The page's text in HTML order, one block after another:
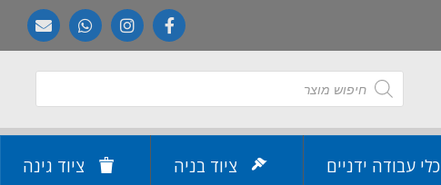
כלי עבודה ידניים ציוד בניה ציוד גינה